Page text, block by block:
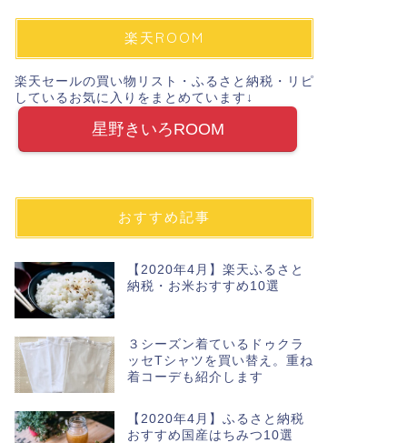
楽天ROOM
楽天セールの買い物リスト・ふるさと納税・リピ
しているお気に入りをまとめています↓
星野きいろROOM
おすすめ記事
【2020年4月】楽天ふるさと
納税・お米おすすめ10選
３シーズン着ているドゥクラ
ッセTシャツを買い替え。重ね
着コーデも紹介します
【2020年4月】ふるさと納税
おすすめ国産はちみつ10選